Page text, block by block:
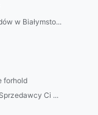
w Białymsto...
forhold
Ci ...